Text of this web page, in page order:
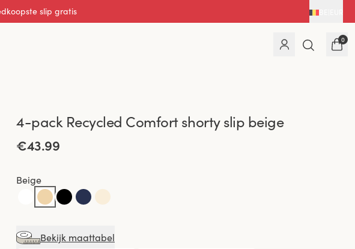
slip gratis
0
4-pack Recycled Comfort shorty slip beige
€43.99
Beige
Bekijk maattabel